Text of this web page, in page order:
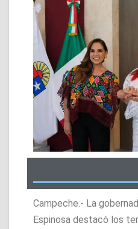
Campeche.- La
Espinosa destacó los